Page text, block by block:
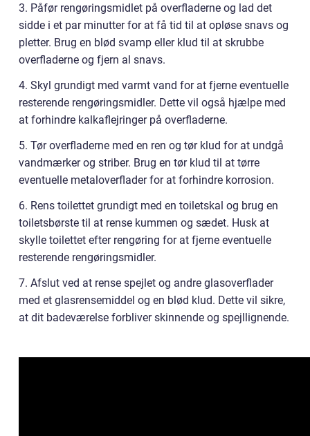
3. Påfør rengøringsmidlet på overfladerne og lad det
sidde i et par minutter for at få tid til at opløse snavs og
pletter. Brug en blød svamp eller klud til at skrubbe
overfladerne og fjern al snavs.
4. Skyl grundigt med varmt vand for at fjerne eventuelle
resterende rengøringsmidler. Dette vil også hjælpe med
at forhindre kalkaflejringer på overfladerne.
5. Tør overfladerne med en ren og tør klud for at undgå
vandmærker og striber. Brug en tør klud til at tørre
eventuelle metaloverflader for at forhindre korrosion.
6. Rens toilettet grundigt med en toiletskal og brug en
toiletsbørste til at rense kummen og sædet. Husk at
skylle toilettet efter rengøring for at fjerne eventuelle
resterende rengøringsmidler.
7. Afslut ved at rense spejlet og andre glasoverflader
med et glasrensemiddel og en blød klud. Dette vil sikre,
at dit badeværelse forbliver skinnende og spejllignende.